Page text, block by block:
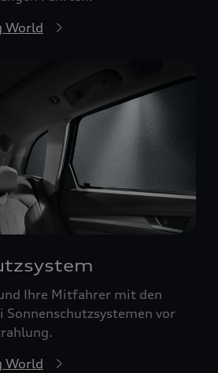
World
Ihre Mitfahrer mit den
Sonnenschutzsystemen vor
World